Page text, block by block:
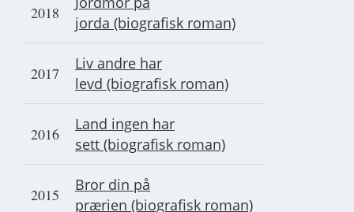
2018
jorda (biografisk roman)
2017
Liv andre har
levd (biografisk roman)
2016
Land ingen har
sett (biografisk roman)
2015
Bror din på
prærien (biografisk roman)